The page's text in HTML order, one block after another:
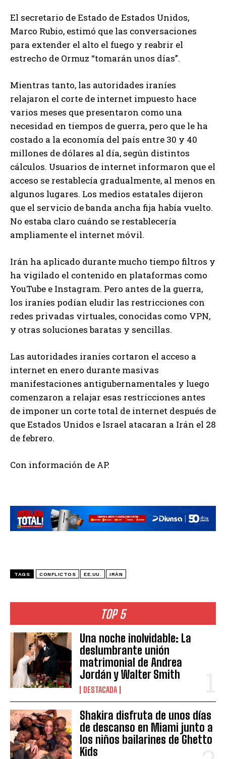
TOP 5
Una noche inolvidable: La
deslumbrante unión
matrimonial de Andrea
Jordán y Walter Smith
DESTACADA
Shakira disfruta de unos días
de descanso en Miami junto a
los niños bailarines de Ghetto
Kids
El secretario de Estado de Estados Unidos,
Marco Rubio, estimó que las conversaciones
para extender el alto el fuego y reabrir el
estrecho de Ormuz “tomarán unos días”.
Mientras tanto, las autoridades iraníes
relajaron el corte de internet impuesto hace
varios meses que presentaron como una
necesidad en tiempos de guerra, pero que le ha
costado a la economía del país entre 30 y 40
millones de dólares al día, según distintos
cálculos. Usuarios de internet informaron que el
acceso se restablecía gradualmente, al menos en
algunos lugares. Los medios estatales dijeron
que el servicio de banda ancha fija había vuelto.
No estaba claro cuándo se restablecería
ampliamente el internet móvil.
Irán ha aplicado durante mucho tiempo filtros y
ha vigilado el contenido en plataformas como
YouTube e Instagram. Pero antes de la guerra,
los iraníes podían eludir las restricciones con
redes privadas virtuales, conocidas como VPN,
y otras soluciones baratas y sencillas.
Las autoridades iraníes cortaron el acceso a
internet en enero durante masivas
manifestaciones antigubernamentales y luego
comenzaron a relajar esas restricciones antes
de imponer un corte total de internet después de
que Estados Unidos e Israel atacaran a Irán el 28
de febrero.
Con información de AP.
TAGS CONFLICTOS EE.UU. IRÁN